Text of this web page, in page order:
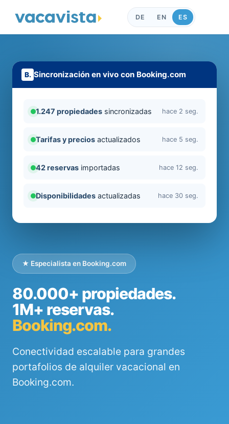
DE EN ES
★ Especialista en Booking.com
80.000+ propiedades.
1M+ reservas.
Booking.com.
Conectividad escalable para grandes
portafolios de alquiler vacacional en
Booking.com.
Sincronización en vivo con Booking.com
1.247 propiedades sincronizadas hace 2 seg.
Tarifas y precios actualizados hace 5 seg.
42 reservas importadas hace 12 seg.
Disponibilidades actualizadas hace 30 seg.